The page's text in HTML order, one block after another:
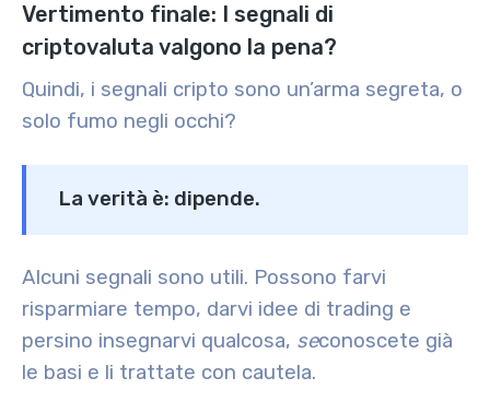
Vertimento finale: I segnali di
criptovaluta valgono la pena?
Quindi, i segnali cripto sono un’arma segreta, o
solo fumo negli occhi?
La verità è: dipende.
Alcuni segnali sono utili. Possono farvi
risparmiare tempo, darvi idee di trading e
persino insegnarvi qualcosa, seconoscete già
le basi e li trattate con cautela.